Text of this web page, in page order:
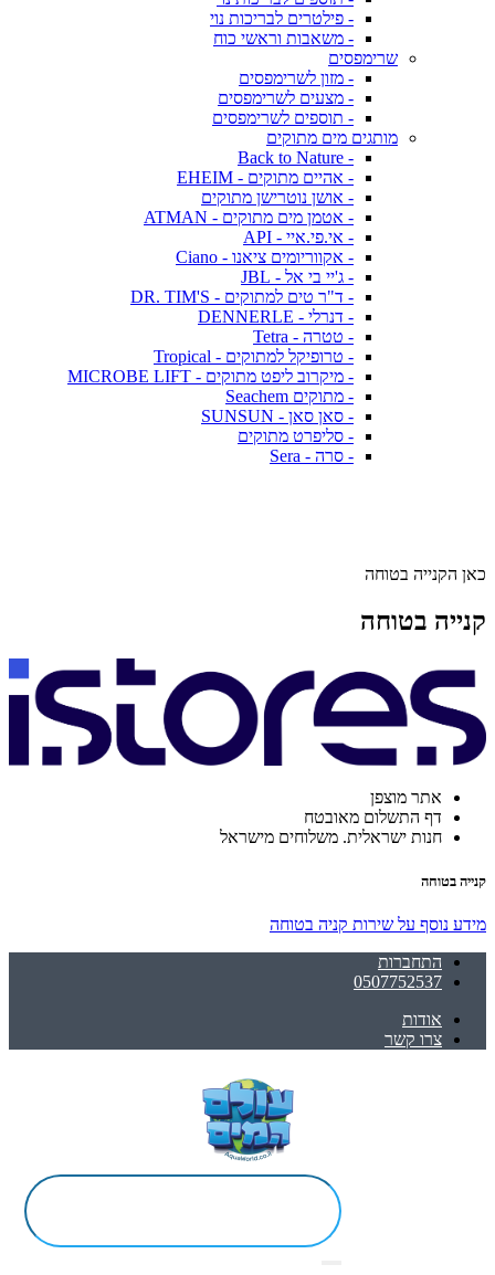
- פילטרים לבריכות נוי
- משאבות וראשי כוח
שרימפסים
- מזון לשרימפסים
- מצעים לשרימפסים
- תוספים לשרימפסים
מותגים מים מתוקים
- Back to Nature
- אהיים מתוקים - EHEIM
- אושן נוטרישן מתוקים
- אטמן מים מתוקים - ATMAN
- אי.פי.איי - API
- אקווריומים ציאנו - Ciano
- ג'יי בי אל - JBL
- ד"ר טים למתוקים - DR. TIM'S
- דנרלי - DENNERLE
- טטרה - Tetra
- טרופיקל למתוקים - Tropical
- מיקרוב ליפט מתוקים - MICROBE LIFT
- מתוקים Seachem
- סאן סאן - SUNSUN
- סליפרט מתוקים
- סרה - Sera
כאן הקנייה בטוחה
קנייה בטוחה
אתר מוצפן
דף התשלום מאובטח
חנות ישראלית. משלוחים מישראל
קנייה בטוחה
מידע נוסף על שירות קניה בטוחה
התחברות
0507752537
אודות
צרו קשר